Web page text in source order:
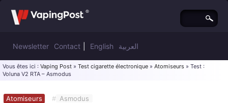
Newsletter Contact English العربية
Vous êtes ici : Vaping Post » Test cigarette électronique » Atomiseurs » Test :
Voluna V2 RTA – Asmodus
Atomiseurs # Asmodus